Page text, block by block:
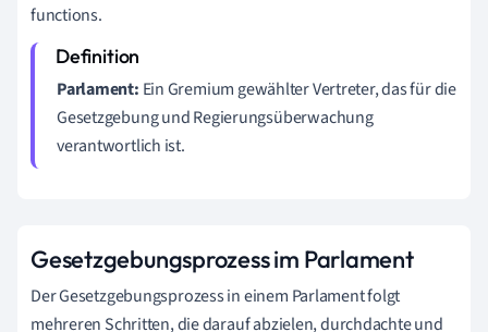
functions.
Parlament: Ein Gremium gewählter Vertreter, das für die
Gesetzgebung und Regierungsüberwachung
verantwortlich ist.
Gesetzgebungsprozess im Parlament
Der Gesetzgebungsprozess in einem Parlament folgt
mehreren Schritten, die darauf abzielen, durchdachte und